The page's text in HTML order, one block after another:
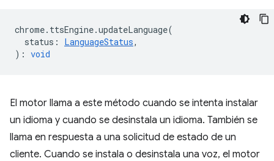
chrome. ttsEngine.updateLanguage(
status : LanguageStatus,
) : void
El motor llama a este método cuando se intenta instalar
un idioma y cuando se desinstala un idioma. También se
llama en respuesta a una solicitud de estado de un
cliente. Cuando se instala o desinstala una voz, el motor